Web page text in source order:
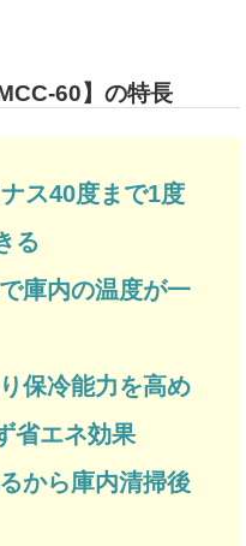
60】の特長
ス40度まで1度
る
庫内の温度が一
保冷能力を高め
省エネ効果
から庫内清掃後